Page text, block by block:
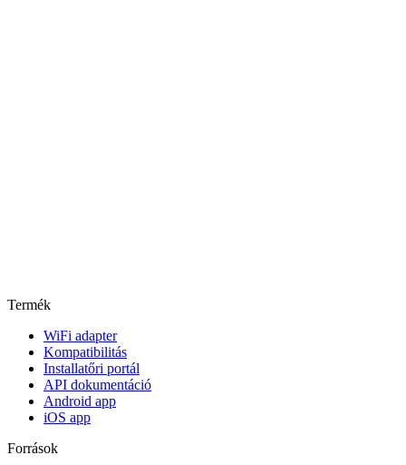
Termék
WiFi adapter
Kompatibilitás
Installatőri portál
API dokumentáció
Android app
iOS app
Források